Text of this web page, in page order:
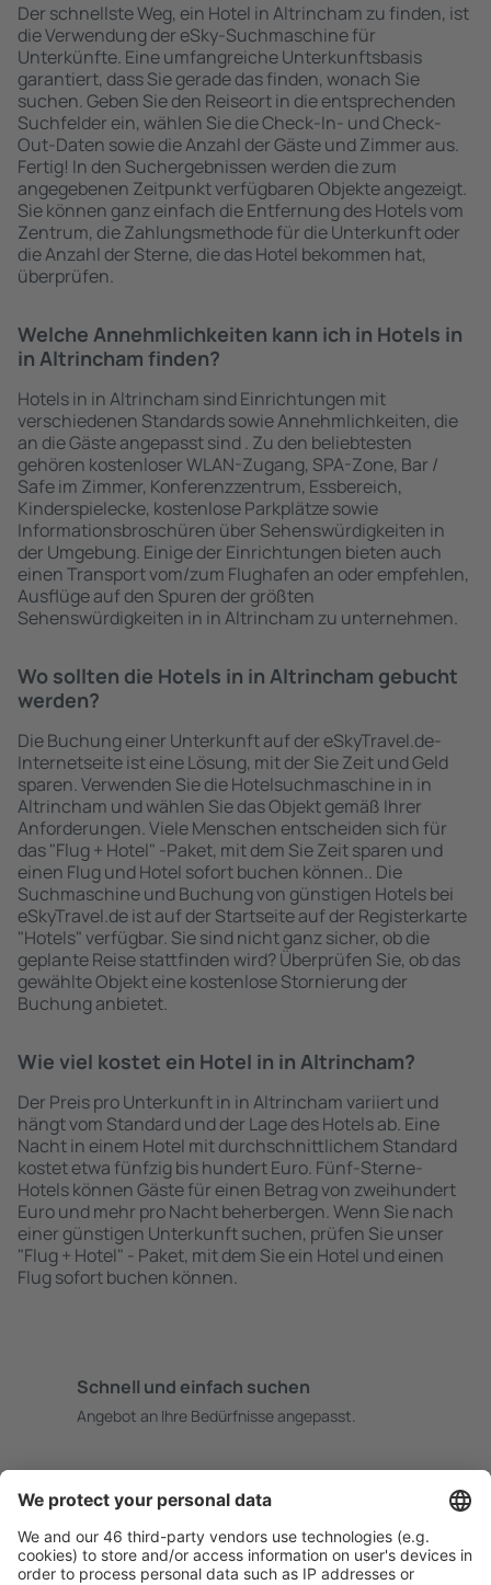
Der schnellste Weg, ein Hotel in Altrincham zu finden, ist
die Verwendung der eSky-Suchmaschine für
Unterkünfte. Eine umfangreiche Unterkunftsbasis
garantiert, dass Sie gerade das finden, wonach Sie
suchen. Geben Sie den Reiseort in die entsprechenden
Suchfelder ein, wählen Sie die Check-In- und Check-
Out-Daten sowie die Anzahl der Gäste und Zimmer aus.
Fertig! In den Suchergebnissen werden die zum
angegebenen Zeitpunkt verfügbaren Objekte angezeigt.
Sie können ganz einfach die Entfernung des Hotels vom
Zentrum, die Zahlungsmethode für die Unterkunft oder
die Anzahl der Sterne, die das Hotel bekommen hat,
überprüfen.
Welche Annehmlichkeiten kann ich in Hotels in
in Altrincham finden?
Hotels in in Altrincham sind Einrichtungen mit
verschiedenen Standards sowie Annehmlichkeiten, die
an die Gäste angepasst sind . Zu den beliebtesten
gehören kostenloser WLAN-Zugang, SPA-Zone, Bar /
Safe im Zimmer, Konferenzzentrum, Essbereich,
Kinderspielecke, kostenlose Parkplätze sowie
Informationsbroschüren über Sehenswürdigkeiten in
der Umgebung. Einige der Einrichtungen bieten auch
einen Transport vom/zum Flughafen an oder empfehlen,
Ausflüge auf den Spuren der größten
Sehenswürdigkeiten in in Altrincham zu unternehmen.
Wo sollten die Hotels in in Altrincham gebucht
werden?
Die Buchung einer Unterkunft auf der eSkyTravel.de-
Internetseite ist eine Lösung, mit der Sie Zeit und Geld
sparen. Verwenden Sie die Hotelsuchmaschine in in
Altrincham und wählen Sie das Objekt gemäß Ihrer
Anforderungen. Viele Menschen entscheiden sich für
das "Flug + Hotel" -Paket, mit dem Sie Zeit sparen und
einen Flug und Hotel sofort buchen können.. Die
Suchmaschine und Buchung von günstigen Hotels bei
eSkyTravel.de ist auf der Startseite auf der Registerkarte
"Hotels" verfügbar. Sie sind nicht ganz sicher, ob die
geplante Reise stattfinden wird? Überprüfen Sie, ob das
gewählte Objekt eine kostenlose Stornierung der
Buchung anbietet.
Wie viel kostet ein Hotel in in Altrincham?
Der Preis pro Unterkunft in in Altrincham variiert und
hängt vom Standard und der Lage des Hotels ab. Eine
Nacht in einem Hotel mit durchschnittlichem Standard
kostet etwa fünfzig bis hundert Euro. Fünf-Sterne-
Hotels können Gäste für einen Betrag von zweihundert
Euro und mehr pro Nacht beherbergen. Wenn Sie nach
einer günstigen Unterkunft suchen, prüfen Sie unser
"Flug + Hotel" - Paket, mit dem Sie ein Hotel und einen
Flug sofort buchen können.
Schnell und einfach suchen
Angebot an Ihre Bedürfnisse angepasst.
Buchen ohne Sorgen mit einer kostenlosen
Stornierungsoption.